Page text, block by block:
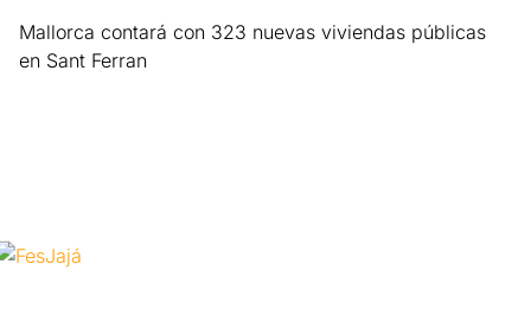
Mallorca contará con 323 nuevas viviendas públicas
en Sant Ferran